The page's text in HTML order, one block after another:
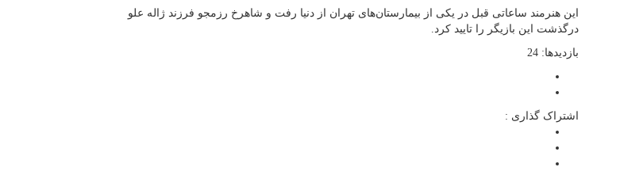
این هنرمند ساعاتی قبل در یکی از بیمارستان‌های تهران از دنیا رفت و شاهرخ رزمجو فرزند ژاله علو
درگذشت این بازیگر را تایید کرد.
بازدیدها: 24
اشتراک گذاری :